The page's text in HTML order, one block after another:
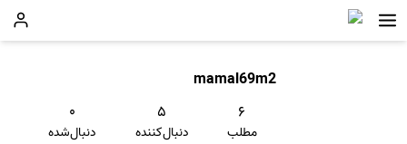
mamal69m2
۶
مطلب
۵
دنبال‌کننده
۰
دنبال‌شده